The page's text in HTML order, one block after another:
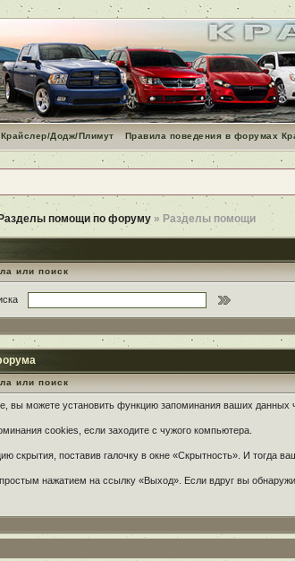
Додж/Плимут Правила поведения в форумах
помощи по форуму » Разделы помощи
или поиск
или поиск
вы можете установить функцию запоминания ваших
cookies, если заходите с чужого компьютера.
скрытия, поставив галочку в окне «Скрытность». И тогда
нажатием на ссылку «Выход». Если вдруг вы